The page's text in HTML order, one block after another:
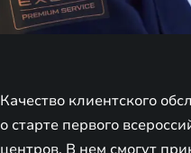
Качество клиентского
о старте первого